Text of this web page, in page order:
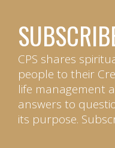
CPS shares
people to their
life management
answers to
its purpose.